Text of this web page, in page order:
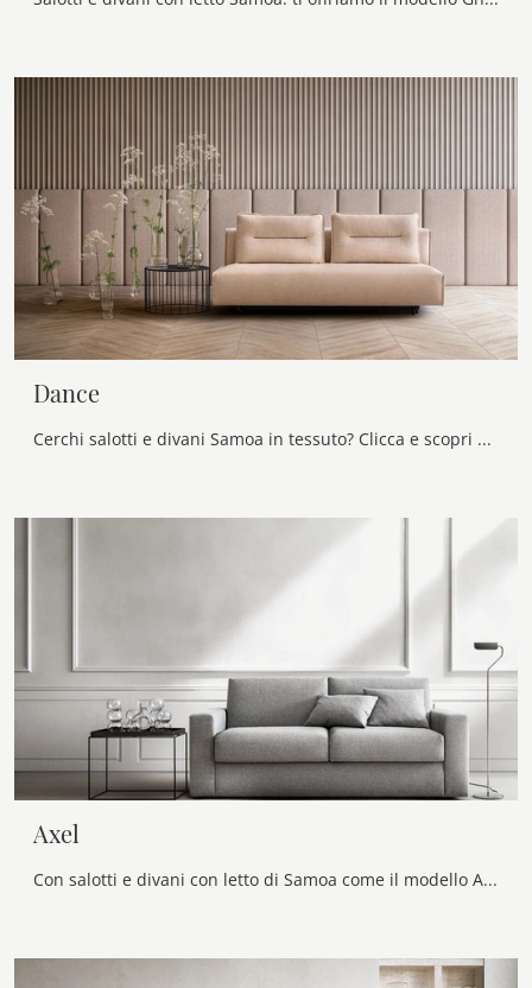
Dance
Cerchi salotti e divani Samoa in tessuto? Clicca e scopri di più sul modello Dance per spazi moderni.
Axel
Con salotti e divani con letto di Samoa come il modello Axel in tessuto, potrai completare il tuo progetto d'arredo.